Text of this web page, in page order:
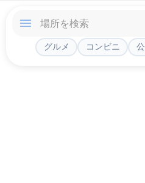
グルメ コンビニ